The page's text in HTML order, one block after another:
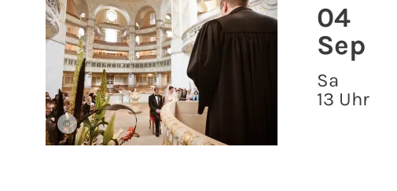
©
04
Sep
Sa
13 Uhr